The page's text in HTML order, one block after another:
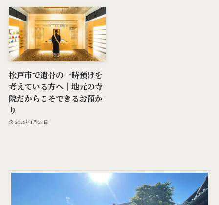
松戸市で遺骨の一時預けを
考えている方へ｜地元の寺
院だからこそできるお預か
り
2026年1月29日